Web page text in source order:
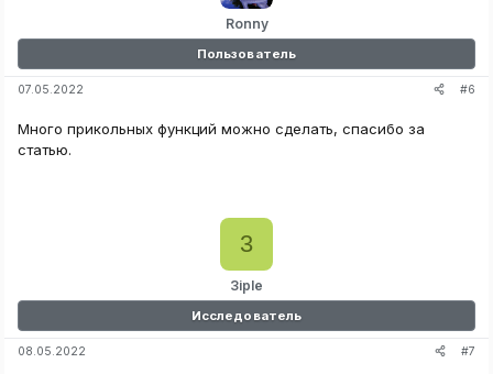
Ronny
Пользователь
07.05.2022 #6
Много прикольных функций можно сделать, спасибо за
статью.
3iple
3
Исследователь
08.05.2022 #7